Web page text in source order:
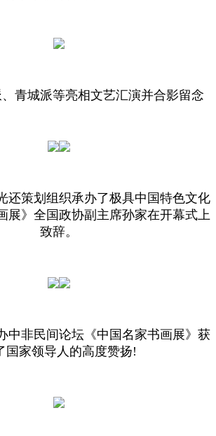
青城派等亮相文艺汇演并合影留念
还策划组织承办了极具中国特色文化
展》 全国政协副主席孙家在开幕式上
致辞。
中非民间论坛《中国名家书画展》 获
国家领导人的高度赞扬!